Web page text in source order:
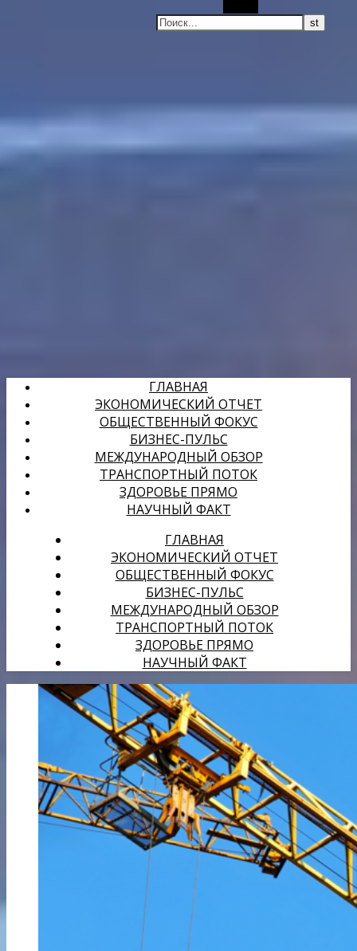
ГЛАВНАЯ
ЭКОНОМИЧЕСКИЙ ОТЧЕТ
ОБЩЕСТВЕННЫЙ ФОКУС
БИЗНЕС-ПУЛЬС
МЕЖДУНАРОДНЫЙ ОБЗОР
ТРАНСПОРТНЫЙ ПОТОК
ЗДОРОВЬЕ ПРЯМО
НАУЧНЫЙ ФАКТ
ГЛАВНАЯ
ЭКОНОМИЧЕСКИЙ ОТЧЕТ
ОБЩЕСТВЕННЫЙ ФОКУС
БИЗНЕС-ПУЛЬС
МЕЖДУНАРОДНЫЙ ОБЗОР
ТРАНСПОРТНЫЙ ПОТОК
ЗДОРОВЬЕ ПРЯМО
НАУЧНЫЙ ФАКТ